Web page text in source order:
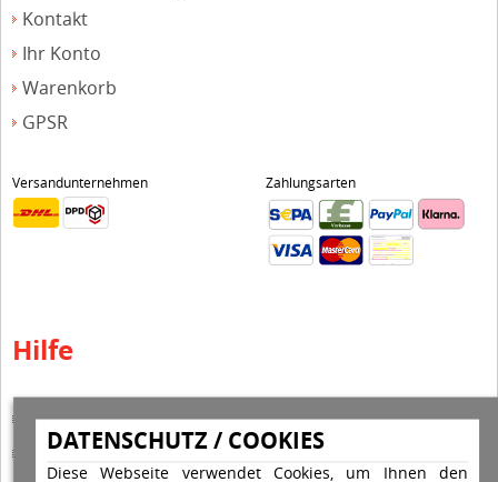
DATENSCHUTZ / COOKIES
Diese Webseite verwendet Cookies, um Ihnen den
Kontakt
Ihr Konto
Warenkorb
GPSR
Versandunternehmen Zahlungsarten
Hilfe
Hilfe Editor
Hilfe-Multicolorstempel